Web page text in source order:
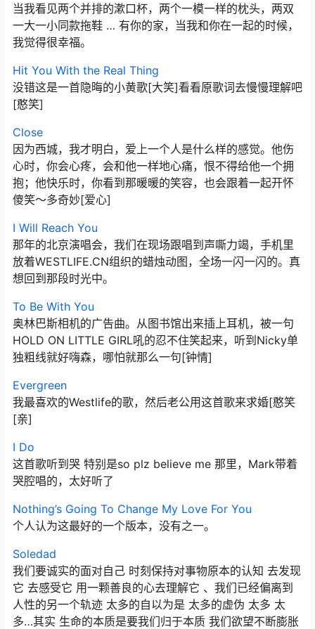
当我看见两个并排的漱口杯，两个一模一样的枕头，两双
一大一小同款拖鞋 … 有你的家，当我和你在一起的时候，
我觉得很幸福。
Hit You With the Real Thing
没错这是一首隐晦的小黄歌[大笑]看看原歌词去慢慢理解吧
[憨笑]
Close
因为西城，我才明白，爱上一个人是什么样的感觉。他伤
心时，你会心疼，会和他一样地心痛，恨不得给他一个拥
抱；他快乐时，你看到那暖暖的笑容，也会跟着一起开怀
傻笑～多奇妙[爱心]
I Will Reach You
那年的北京演唱会，我们在现场跟唱到声嘶力竭，手机里
放着WESTLIFE.CN组织的蜡烛动图，全场一闪一闪的。真
想回到那段时光中。
To Be With You
奥林巴斯相机的广告曲。从图书馆出来插上耳机，被一句
HOLD ON LITTLE GIRL吼的忍不住笑起来，听到Nicky单
独粗线就好嗨森，哪怕就那么一句[钟情]
Evergreen
我最喜欢的Westlife的歌，然后老公用这首歌来求婚[憨笑
[亲]
I Do
这首歌听到哭 特别是so plz believe me 那里，Mark带着
哭腔唱的，太好听了
Nothing’s Going To Change My Love For You
个人认为这最好的一个版本，没有之一。
Soledad
我们要诚实的面对自己 时刻保持对事物原本的认知 去发现
它 去感受它 用一颗善良的心去理解它 、我们已经偏离到
人性的另一个轨迹 太多的自以为是 太多的虚伪 太多 太
多…其实 生命的本质是要我们归于本质 我们欲望不断膨胀